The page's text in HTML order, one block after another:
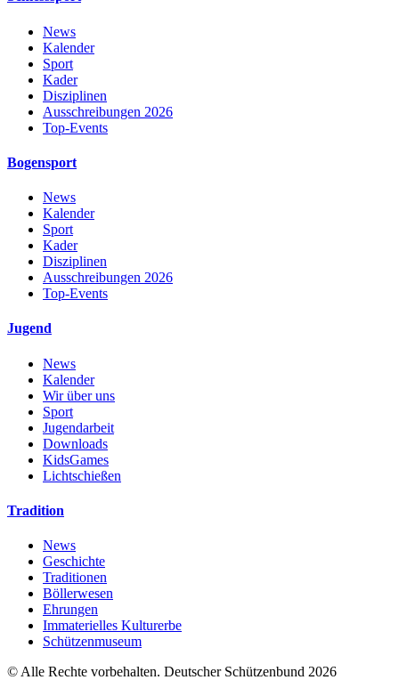
News
Kalender
Sport
Kader
Disziplinen
Ausschreibungen 2026
Top-Events
Bogensport
News
Kalender
Sport
Kader
Disziplinen
Ausschreibungen 2026
Top-Events
Jugend
News
Kalender
Wir über uns
Sport
Jugendarbeit
Downloads
KidsGames
Lichtschießen
Tradition
News
Geschichte
Traditionen
Böllerwesen
Ehrungen
Immaterielles Kulturerbe
Schützenmuseum
© Alle Rechte vorbehalten. Deutscher Schützenbund 2026